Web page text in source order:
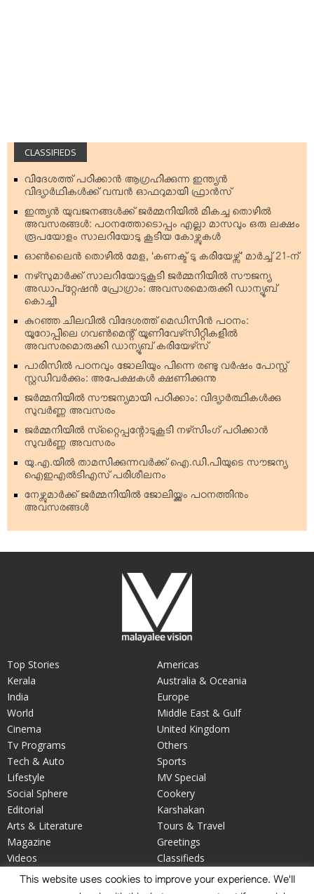
CLASSIFIEDS
വിദേശത്ത് പഠിക്കാന്‍ ആഗ്രഹിക്കുന്ന ഇന്ത്യന്‍
വിദ്യാര്‍ഥികള്‍ക്ക് വമ്പന്‍ ഓഫറുമായി ഫ്രാന്‍സ്
ഇന്ത്യന്‍ യുവജനങ്ങള്‍ക്ക് ജര്‍മ്മനിയില്‍ മികച്ച തൊഴില്‍
അവസരങ്ങള്‍: പഠനത്തോടൊപ്പം എല്ലാ മാസവും ഒരു ലക്ഷം
രൂപയോളം സാലറിയോടു കൂടിയ കോഴ്സുകള്‍
ഓണ്‍ലൈന്‍ തൊഴില്‍ മേള, ‘കണക്ട് ടു കരിയേഴ്സ്’ മാര്‍ച്ച് 21-ന്
നഴ്‌സുമാര്‍ക്ക് സാലറിയോടുകൂടി ജര്‍മ്മനിയില്‍ സൗജന്യ
അഡാപ്റ്റേഷന്‍ പ്രോഗ്രാം: അവസരമൊരുക്കി ഡാന്യൂബ്
കൊച്ചി
കുറഞ്ഞ ചിലവില്‍ വിദേശത്ത് മെഡിസിന്‍ പഠനം:
യൂറോപ്പിലെ ഗവണ്‍മെന്റ് യൂണിവേഴ്‌സിറ്റികളില്‍
അവസരമൊരുക്കി ഡാന്യൂബ് കരിയേഴ്‌സ്
പാരിസില്‍ പഠനവും ജോലിയും പിന്നെ രണ്ടു വര്‍ഷം പോസ്റ്റ്
സ്റ്റഡിവര്‍ക്കും: അപേക്ഷകള്‍ ക്ഷണിക്കുന്നു
ജര്‍മ്മനിയില്‍ സൗജന്യമായി പഠിക്കാം: വിദ്യാര്‍ത്ഥികള്‍ക്കു
സുവര്‍ണ്ണ അവസരം
ജര്‍മ്മനിയില്‍ സ്‌റ്റൈപ്പന്റോടുകൂടി നഴ്‌സിംഗ് പഠിക്കാന്‍
സുവര്‍ണ്ണ അവസരം
യു.എ.യില്‍ താമസിക്കുന്നവര്‍ക്ക് ഐ.ഡി.പിയുടെ സൗജന്യ
ഐഇഎല്‍ടിഎസ് പരിശീലനം
നേഴ്സുമാര്‍ക്ക് ജര്‍മ്മനിയില്‍ ജോലിയ്ക്കും പഠനത്തിനും
അവസരങ്ങള്‍
Top Stories
Kerala
India
World
Cinema
Tv Programs
Tech & Auto
Americas
Australia & Oceania
Europe
Middle East & Gulf
United Kingdom
Others
Sports
Lifestyle
Social Sphere
Editorial
Arts & Literature
Magazine
Videos
Your Say
MV Special
Cookery
Karshakan
Tours & Travel
Greetings
Classifieds
Obituary
This website uses cookies to improve your experience. We'll